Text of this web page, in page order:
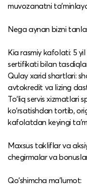
muvozanatni
Nega aynan bizni
Kia rasmiy kafolati: 5
sertifikati bilan
Qulay xarid shartlari:
avtokredit va lizing
To‘liq servis xizmatlari
ko‘rsatishdan tortib,
kafolatdan keyingi
Maxsus takliflar va
chegirmalar va
Qo‘shimcha ma’lumot: